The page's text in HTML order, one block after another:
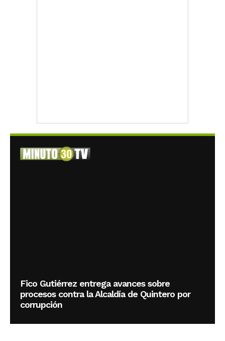
Fico Gutiérrez entrega avances sobre
procesos contra la Alcaldía de Quintero por
corrupción